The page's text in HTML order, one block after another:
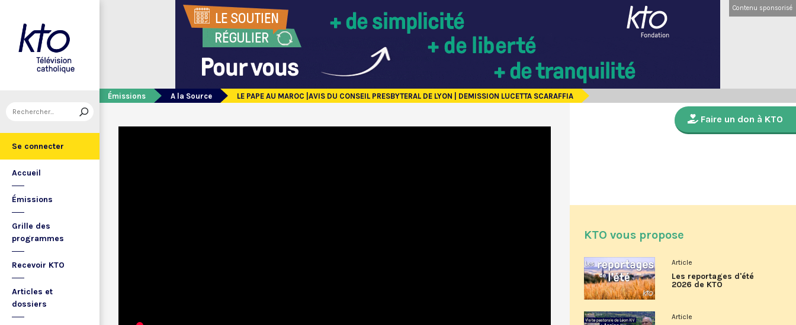
Se connecter
Accueil
Émissions
Grille des
programmes
Recevoir KTO
Articles et
dossiers
Contenu sponsorisé
Émissions A la Source LE PAPE AU MAROC |AVIS DU CONSEIL PRESBYTERAL DE LYON | DEMISSION LUCETTA SCARAFFIA
Faire un don à KTO
KTO vous propose
Article
Les reportages d'été
2026 de KTO
Article